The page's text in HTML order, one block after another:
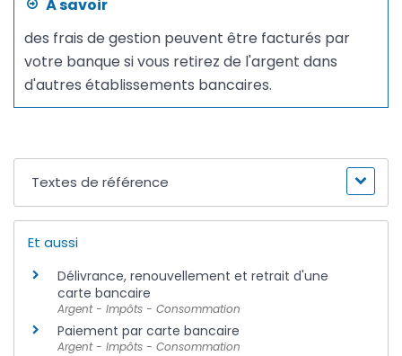
À savoir
des frais de gestion peuvent être facturés par
votre banque si vous retirez de l'argent dans
d'autres établissements bancaires.
Textes de référence
Et aussi
Délivrance, renouvellement et retrait d'une
carte bancaire
Argent - Impôts - Consommation
Paiement par carte bancaire
Argent - Impôts - Consommation